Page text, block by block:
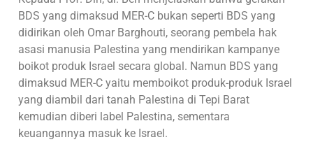
BDS yang dimaksud MER-C bukan seperti BDS yang
didirikan oleh Omar Barghouti, seorang pembela hak
asasi manusia Palestina yang mendirikan kampanye
boikot produk Israel secara global. Namun BDS yang
dimaksud MER-C yaitu memboikot produk-produk Israel
yang diambil dari tanah Palestina di Tepi Barat
kemudian diberi label Palestina, sementara
keuangannya masuk ke Israel.